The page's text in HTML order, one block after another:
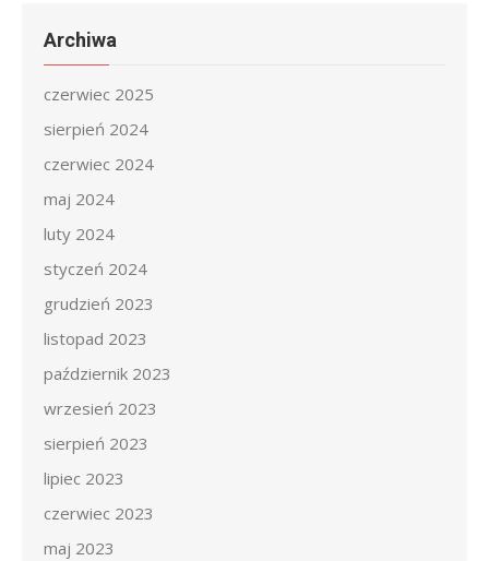
Archiwa
czerwiec 2025
sierpień 2024
czerwiec 2024
maj 2024
luty 2024
styczeń 2024
grudzień 2023
listopad 2023
październik 2023
wrzesień 2023
sierpień 2023
lipiec 2023
czerwiec 2023
maj 2023